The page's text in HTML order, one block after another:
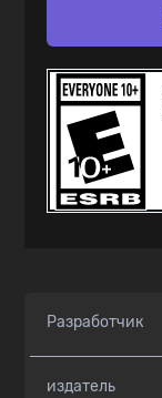
Разработчик
издатель